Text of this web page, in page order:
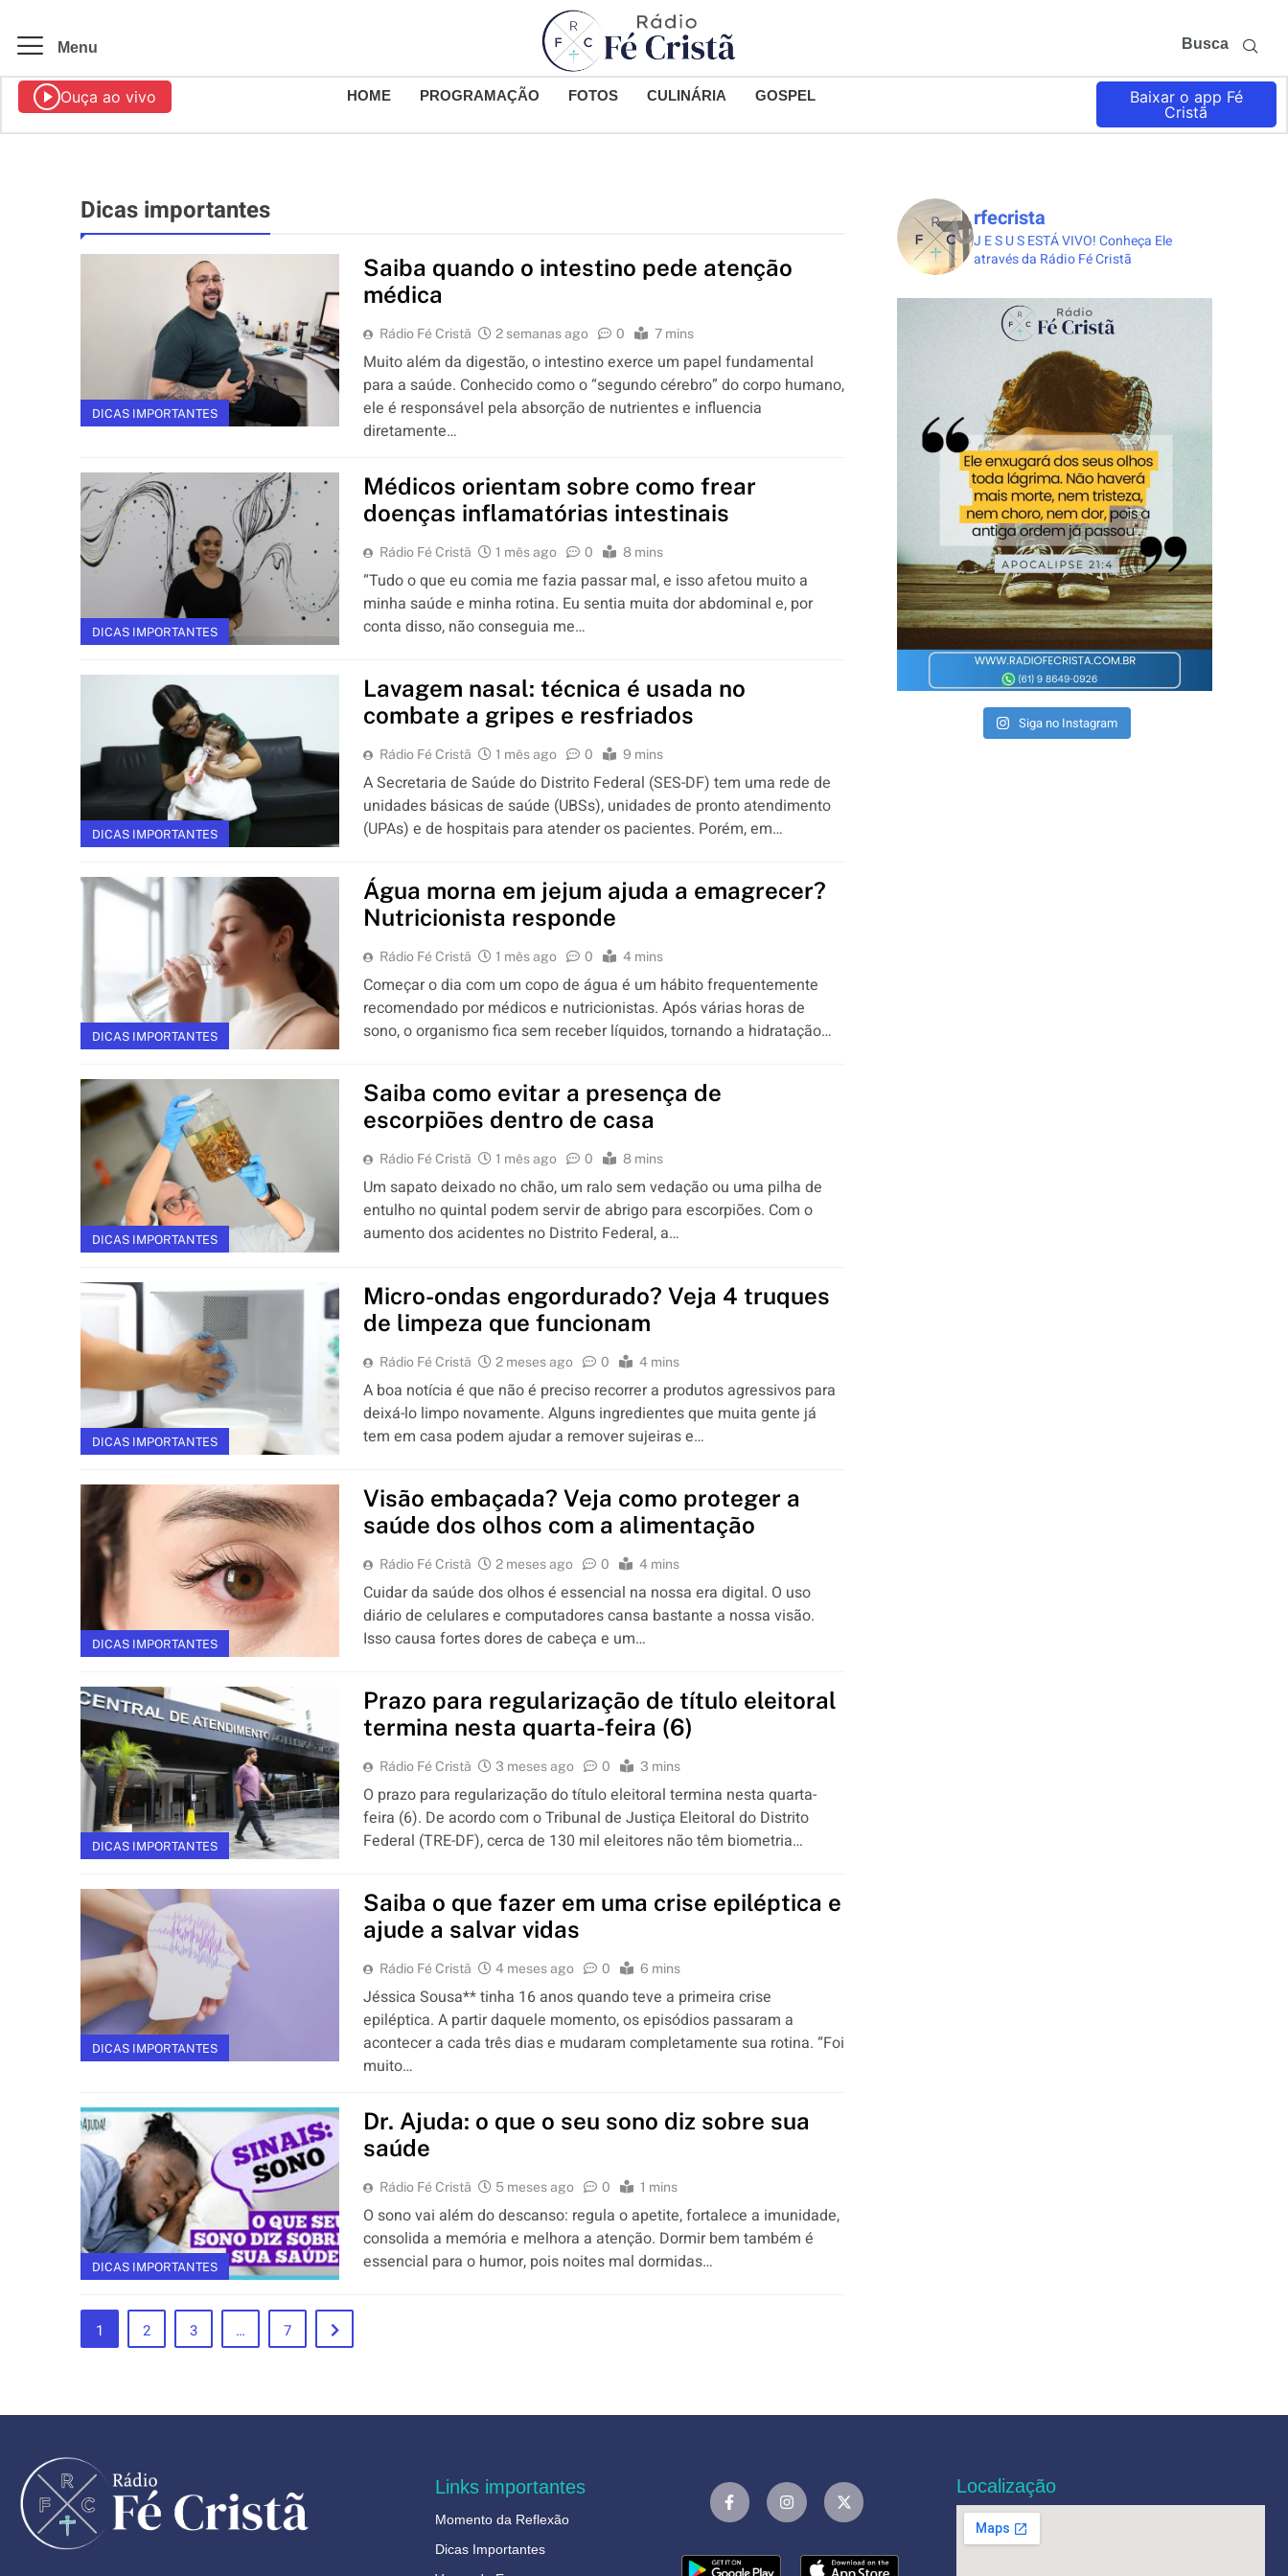
Menu Busca
Ouça ao vivo HOME PROGRAMAÇÃO FOTOS CULINÁRIA GOSPEL
Baixar o app Fé
Cristã
Dicas importantes
DICAS IMPORTANTES
Saiba quando o intestino pede atenção
médica
Rádio Fé Cristã 2 semanas ago 0 7 mins
Muito além da digestão, o intestino exerce um papel fundamental
para a saúde. Conhecido como o “segundo cérebro” do corpo humano,
ele é responsável pela absorção de nutrientes e influencia
diretamente…
DICAS IMPORTANTES
Médicos orientam sobre como frear
doenças inflamatórias intestinais
Rádio Fé Cristã 1 mês ago 0 8 mins
“Tudo o que eu comia me fazia passar mal, e isso afetou muito a
minha saúde e minha rotina. Eu sentia muita dor abdominal e, por
conta disso, não conseguia me…
DICAS IMPORTANTES
Lavagem nasal: técnica é usada no
combate a gripes e resfriados
Rádio Fé Cristã 1 mês ago 0 9 mins
A Secretaria de Saúde do Distrito Federal (SES-DF) tem uma rede de
unidades básicas de saúde (UBSs), unidades de pronto atendimento
(UPAs) e de hospitais para atender os pacientes. Porém, em…
DICAS IMPORTANTES
Água morna em jejum ajuda a emagrecer?
Nutricionista responde
Rádio Fé Cristã 1 mês ago 0 4 mins
Começar o dia com um copo de água é um hábito frequentemente
recomendado por médicos e nutricionistas. Após várias horas de
sono, o organismo fica sem receber líquidos, tornando a hidratação…
DICAS IMPORTANTES
Saiba como evitar a presença de
escorpiões dentro de casa
Rádio Fé Cristã 1 mês ago 0 8 mins
Um sapato deixado no chão, um ralo sem vedação ou uma pilha de
entulho no quintal podem servir de abrigo para escorpiões. Com o
aumento dos acidentes no Distrito Federal, a…
DICAS IMPORTANTES
Micro-ondas engordurado? Veja 4 truques
de limpeza que funcionam
Rádio Fé Cristã 2 meses ago 0 4 mins
A boa notícia é que não é preciso recorrer a produtos agressivos para
deixá-lo limpo novamente. Alguns ingredientes que muita gente já
tem em casa podem ajudar a remover sujeiras e…
DICAS IMPORTANTES
Visão embaçada? Veja como proteger a
saúde dos olhos com a alimentação
Rádio Fé Cristã 2 meses ago 0 4 mins
Cuidar da saúde dos olhos é essencial na nossa era digital. O uso
diário de celulares e computadores cansa bastante a nossa visão.
Isso causa fortes dores de cabeça e um…
DICAS IMPORTANTES
Prazo para regularização de título eleitoral
termina nesta quarta-feira (6)
Rádio Fé Cristã 3 meses ago 0 3 mins
O prazo para regularização do título eleitoral termina nesta quarta-
feira (6). De acordo com o Tribunal de Justiça Eleitoral do Distrito
Federal (TRE-DF), cerca de 130 mil eleitores não têm biometria…
DICAS IMPORTANTES
Saiba o que fazer em uma crise epiléptica e
ajude a salvar vidas
Rádio Fé Cristã 4 meses ago 0 6 mins
Jéssica Sousa** tinha 16 anos quando teve a primeira crise
epiléptica. A partir daquele momento, os episódios passaram a
acontecer a cada três dias e mudaram completamente sua rotina. “Foi
muito…
DICAS IMPORTANTES
Dr. Ajuda: o que o seu sono diz sobre sua
saúde
Rádio Fé Cristã 5 meses ago 0 1 mins
O sono vai além do descanso: regula o apetite, fortalece a imunidade,
consolida a memória e melhora a atenção. Dormir bem também é
essencial para o humor, pois noites mal dormidas…
1 2 3 … 7
rfecrista
J E S U S ESTÁ VIVO!Conheça Ele
através da Rádio Fé Cristã
Siga no Instagram
Links importantes
Momento da Reflexão
Dicas Importantes
Localização